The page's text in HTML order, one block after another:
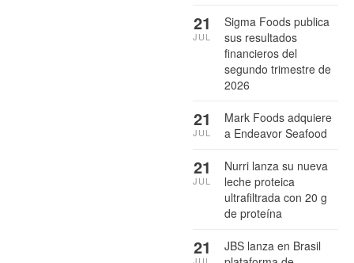
Sigma Foods publica
sus resultados
financieros del
segundo trimestre de
2026
21
JUL
Mark Foods adquiere
a Endeavor Seafood
21
JUL
Nurri lanza su nueva
leche proteica
ultrafiltrada con 20 g
de proteína
21
JUL
JBS lanza en Brasil
21